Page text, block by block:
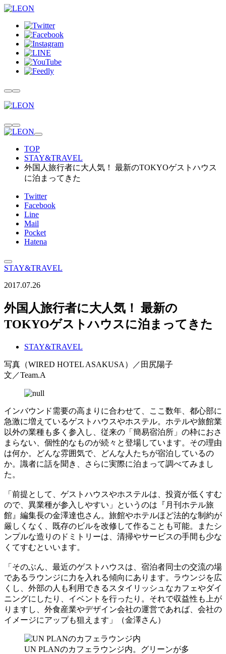
TOP
STAY&TRAVEL
外国人旅行者に大人気！ 最新のTOKYOゲストハウス
に泊まってきた
Twitter
Facebook
Line
Mail
Pocket
Hatena
STAY&TRAVEL
2017.07.26
外国人旅行者に大人気！ 最新の
TOKYOゲストハウスに泊まってきた
STAY&TRAVEL
写真（WIRED HOTEL ASAKUSA）／田尻陽子
文／Team.A
インバウンド需要の高まりに合わせて、ここ数年、都心部に
急激に増えているゲストハウスやホステル。ホテルや旅館業
以外の業種も多く参入し、従来の「簡易宿泊所」の枠におさ
まらない、個性的なものが続々と登場しています。その理由
は何か。どんな雰囲気で、どんな人たちが宿泊しているの
か。識者に話を聞き、さらに実際に泊まって調べてみまし
た。
「前提として、ゲストハウスやホステルは、投資が低くすむ
ので、異業種が参入しやすい」というのは『月刊ホテル旅
館』編集長の金澤達也さん。旅館やホテルほど法的な制約が
厳しくなく、既存のビルを改修して作ることも可能。またシ
ンプルな造りのドミトリーは、清掃やサービスの手間も少な
くてすむといいます。
「そのぶん、最近のゲストハウスは、宿泊者同士の交流の場
であるラウンジに力を入れる傾向にあります。ラウンジを広
くし、外部の人も利用できるスタイリッシュなカフェやダイ
ニングにしたり、イベントを行ったり。それで収益性も上が
りますし、外食産業やデザイン会社の運営であれば、会社の
イメージにアップも狙えます」（金澤さん）
UN PLANのカフェラウンジ内。グリーンが多